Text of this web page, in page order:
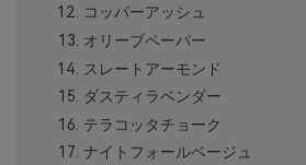
コッパーアッシュ
オリーブペーパー
スレートアーモンド
ダスティラベンダー
テラコッタチョーク
ナイトフォールベージュ